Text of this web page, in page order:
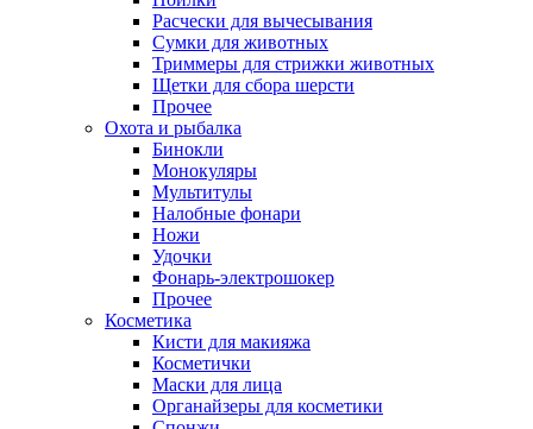
Расчески для вычесывания
Сумки для животных
Триммеры для стрижки животных
Щетки для сбора шерсти
Прочее
Охота и рыбалка
Бинокли
Монокуляры
Мультитулы
Налобные фонари
Ножи
Удочки
Фонарь-электрошокер
Прочее
Косметика
Кисти для макияжа
Косметички
Маски для лица
Органайзеры для косметики